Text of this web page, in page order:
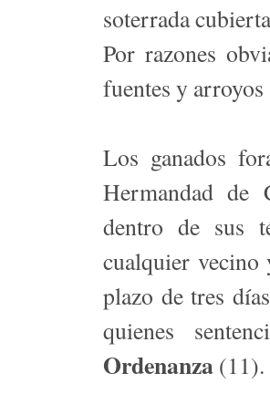
soterrada
Por razones
fuentes y
Los ganados
Hermandad de
dentro de sus
cualquier vecino
plazo de tres
quienes
Ordenanza (11).